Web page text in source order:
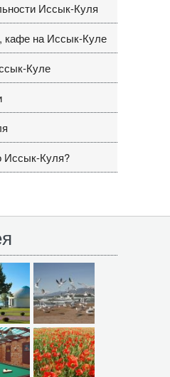
Иссык-Куля
кафе на Иссык-Куле
Куле
Иссык-Куля?